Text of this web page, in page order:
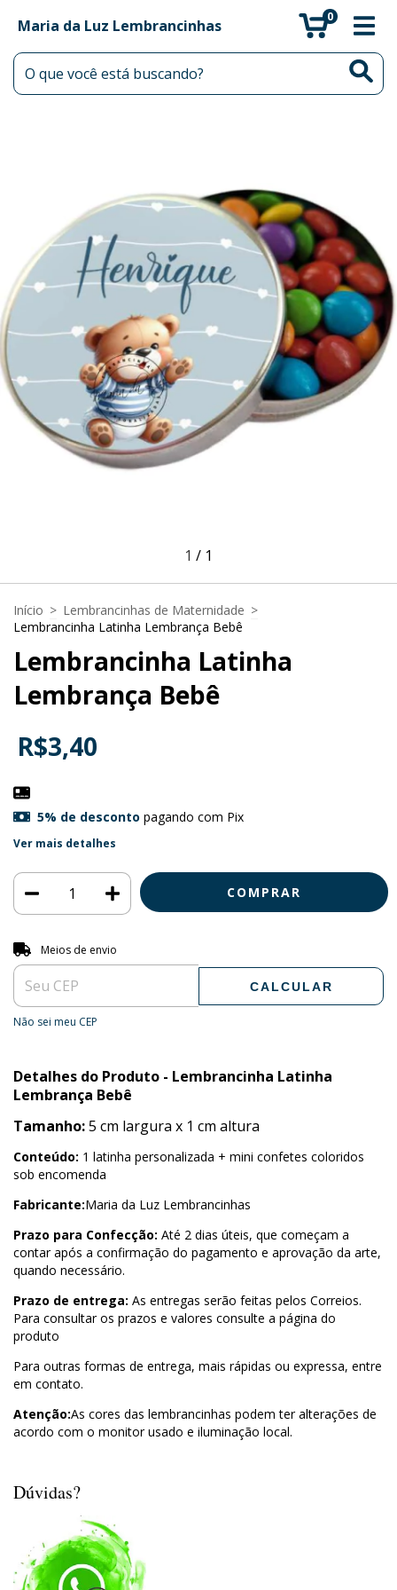
Maria da Luz Lembrancinhas 0
1 / 1
Início > Lembrancinhas de Maternidade >
Lembrancinha Latinha Lembrança Bebê
Lembrancinha Latinha
Lembrança Bebê
R$3,40
5% de desconto pagando com Pix
Ver mais detalhes
Entregas para o CEP:
Meios de envio
CALCULAR
Não sei meu CEP
Detalhes do Produto - Lembrancinha Latinha
Lembrança Bebê
Tamanho:5 cm largura x 1 cm altura
Conteúdo: 1 latinha personalizada + mini confetes coloridos
sob encomenda
Fabricante:Maria da Luz Lembrancinhas
Prazo para Confecção: Até 2 dias úteis, que começam a
contar após a confirmação do pagamento e aprovação da arte,
quando necessário.
Prazo de entrega: As entregas serão feitas pelos Correios.
Para consultar os prazos e valores consulte a página do
produto
Para outras formas de entrega, mais rápidas ou expressa, entre
em contato.
Atenção:As cores das lembrancinhas podem ter alterações de
acordo com o monitor usado e iluminação local.
Dúvidas?